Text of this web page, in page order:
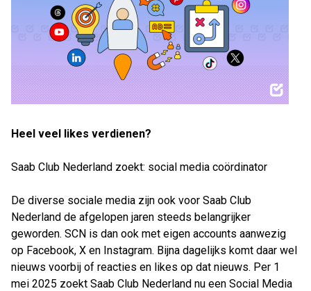
Heel veel likes verdienen?
Saab Club Nederland zoekt: social media coördinator
De diverse sociale media zijn ook voor Saab Club
Nederland de afgelopen jaren steeds belangrijker
geworden. SCN is dan ook met eigen accounts aanwezig
op Facebook, X en Instagram. Bijna dagelijks komt daar wel
nieuws voorbij of reacties en likes op dat nieuws. Per 1
mei 2025 zoekt Saab Club Nederland nu een Social Media